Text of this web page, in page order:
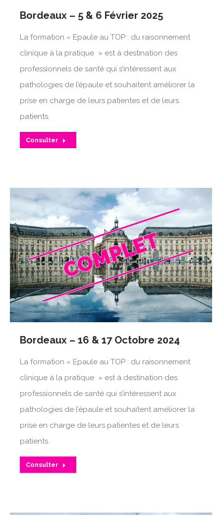
Bordeaux – 5 & 6 Février 2025
La formation « Epaule au TOP : du raisonnement
clinique à la pratique » est à destination des
professionnels de santé qui s’intéressent aux
pathologies de l’épaule et souhaitent améliorer la
prise en charge de leurs patientes et de leurs
patients.
Consulter
Bordeaux – 16 & 17 Octobre 2024
La formation « Epaule au TOP : du raisonnement
clinique à la pratique » est à destination des
professionnels de santé qui s’intéressent aux
pathologies de l’épaule et souhaitent améliorer la
prise en charge de leurs patientes et de leurs
patients.
Consulter